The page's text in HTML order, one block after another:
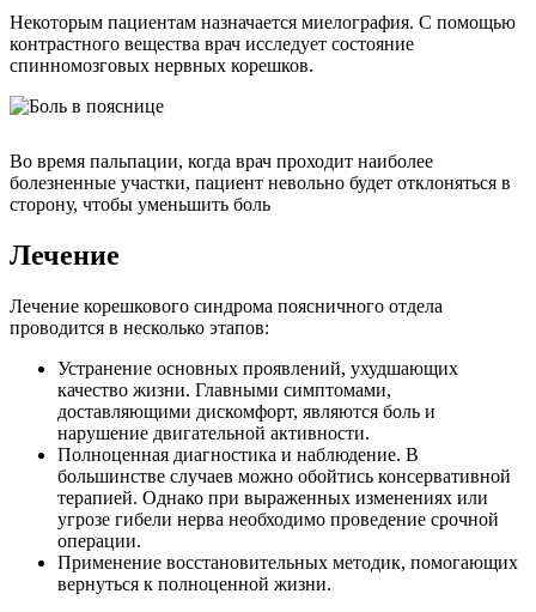
Некоторым пациентам назначается миелография. С помощью
контрастного вещества врач исследует состояние
спинномозговых нервных корешков.
Во время пальпации, когда врач проходит наиболее
болезненные участки, пациент невольно будет отклоняться в
сторону, чтобы уменьшить боль
Лечение
Лечение корешкового синдрома поясничного отдела
проводится в несколько этапов:
Устранение основных проявлений, ухудшающих
качество жизни. Главными симптомами,
доставляющими дискомфорт, являются боль и
нарушение двигательной активности.
Полноценная диагностика и наблюдение. В
большинстве случаев можно обойтись консервативной
терапией. Однако при выраженных изменениях или
угрозе гибели нерва необходимо проведение срочной
операции.
Применение восстановительных методик, помогающих
вернуться к полноценной жизни.